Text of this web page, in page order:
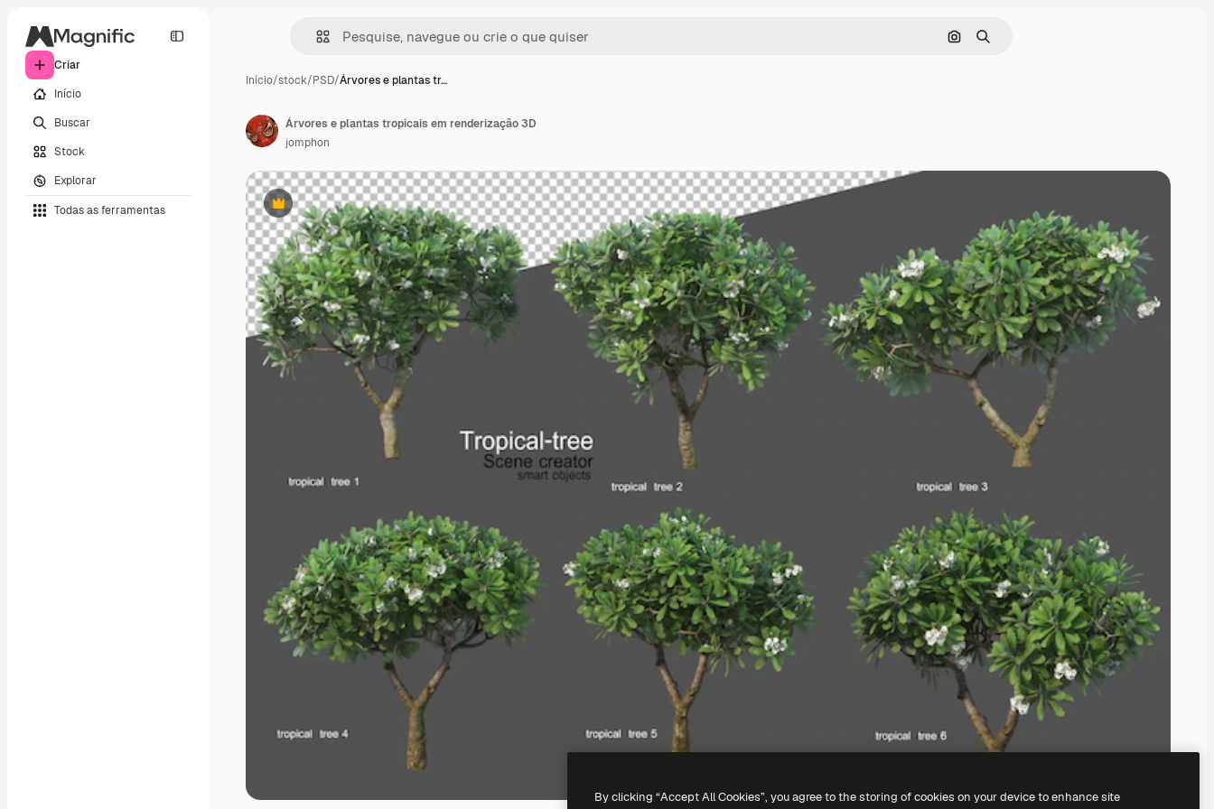
Criar
Início
Buscar
Stock
Explorar
Todas as ferramentas
Pesquisar por imagem
Buscar
Início/stock/PSD/Árvores e plantas tr…
Premium
Árvores e plantas tropicais em renderização 3D
jomphon
By clicking “Accept All Cookies”, you agree to the storing of cookies on your device to enhance site